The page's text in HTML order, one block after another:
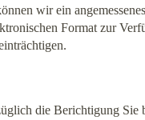
wir ein
Format zur
die Berichtigung